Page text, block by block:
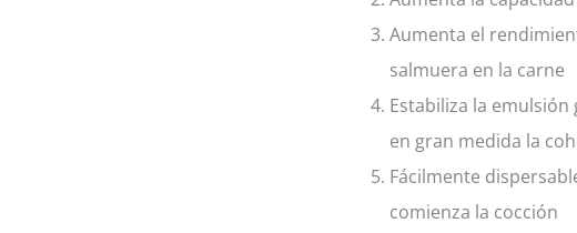
Aumenta el
salmuera en la carne
Estabiliza la
en gran medida la
Fácilmente
comienza la cocción